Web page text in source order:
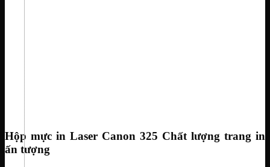
Hộp mực in Laser Canon 325 Chất lượng trang in
ấn tượng